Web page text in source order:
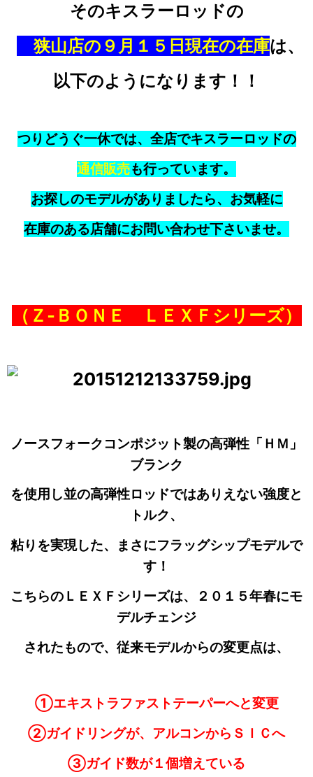
そのキスラーロッドの
狭山店の９月１５日現在の在庫は、
以下のようになります！！
つりどうぐ一休では、全店でキスラーロッドの
通信販売も行っています。
お探しのモデルがありましたら、お気軽に
在庫のある店舗にお問い合わせ下さいませ。
（Ｚ‐ＢＯＮＥ ＬＥＸＦシリーズ）
ノースフォークコンポジット製の高弾性「ＨＭ」
ブランク
を使用し並の高弾性ロッドではありえない強度と
トルク、
粘りを実現した、まさにフラッグシップモデルで
す！
こちらのＬＥＸＦシリーズは、２０１５年春にモ
デルチェンジ
されたもので、従来モデルからの変更点は、
①エキストラファストテーパーへと変更
②ガイドリングが、アルコンからＳＩＣへ
③ガイド数が１個増えている